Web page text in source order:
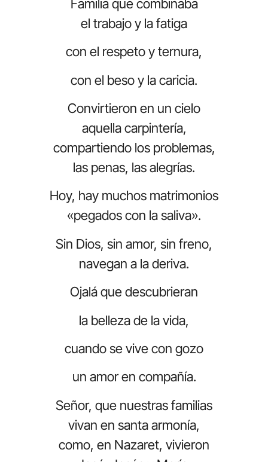
Familia que combinaba
el trabajo y la fatiga
con el respeto y ternura,
con el beso y la caricia.
Convirtieron en un cielo
aquella carpintería,
compartiendo los problemas,
las penas, las alegrías.
Hoy, hay muchos matrimonios
«pegados con la saliva».
Sin Dios, sin amor, sin freno,
navegan a la deriva.
Ojalá que descubrieran
la belleza de la vida,
cuando se vive con gozo
un amor en compañía.
Señor, que nuestras familias
vivan en santa armonía,
como, en Nazaret, vivieron